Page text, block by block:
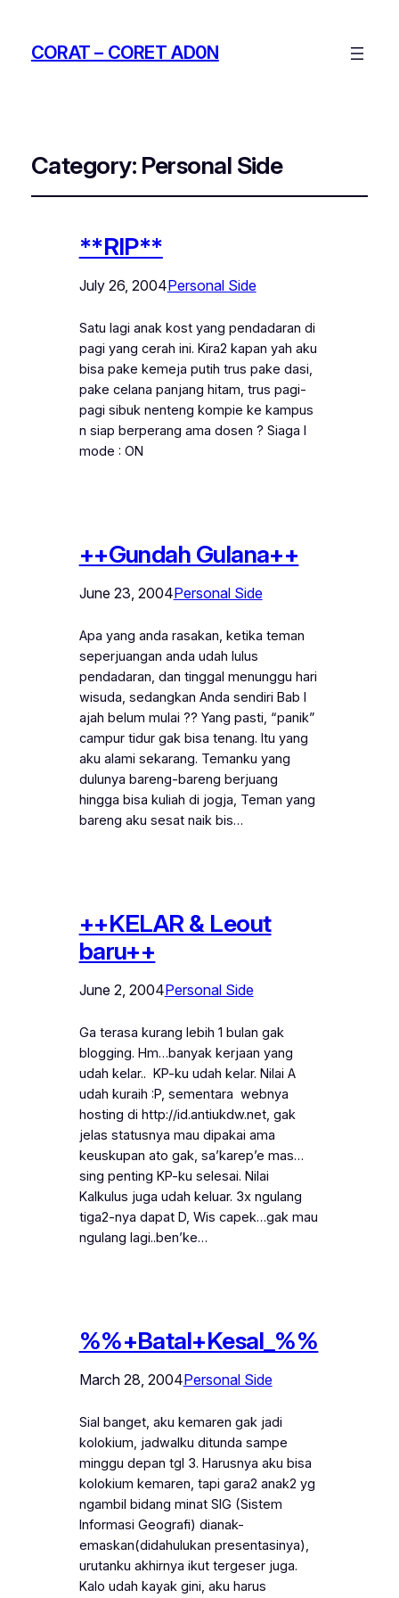
CORAT – CORET AD0N
Category: Personal Side
**RIP**
July 26, 2004Personal Side
Satu lagi anak kost yang pendadaran di
pagi yang cerah ini. Kira2 kapan yah aku
bisa pake kemeja putih trus pake dasi,
pake celana panjang hitam, trus pagi-
pagi sibuk nenteng kompie ke kampus
n siap berperang ama dosen ? Siaga I
mode : ON
++Gundah Gulana++
June 23, 2004Personal Side
Apa yang anda rasakan, ketika teman
seperjuangan anda udah lulus
pendadaran, dan tinggal menunggu hari
wisuda, sedangkan Anda sendiri Bab I
ajah belum mulai ?? Yang pasti, “panik”
campur tidur gak bisa tenang. Itu yang
aku alami sekarang. Temanku yang
dulunya bareng-bareng berjuang
hingga bisa kuliah di jogja, Teman yang
bareng aku sesat naik bis…
++KELAR & Leout
baru++
June 2, 2004Personal Side
Ga terasa kurang lebih 1 bulan gak
blogging. Hm…banyak kerjaan yang
udah kelar.. KP-ku udah kelar. Nilai A
udah kuraih :P, sementara webnya
hosting di http://id.antiukdw.net, gak
jelas statusnya mau dipakai ama
keuskupan ato gak, sa’karep’e mas…
sing penting KP-ku selesai. Nilai
Kalkulus juga udah keluar. 3x ngulang
tiga2-nya dapat D, Wis capek…gak mau
ngulang lagi..ben’ke…
%%+Batal+Kesal_%%
March 28, 2004Personal Side
Sial banget, aku kemaren gak jadi
kolokium, jadwalku ditunda sampe
minggu depan tgl 3. Harusnya aku bisa
kolokium kemaren, tapi gara2 anak2 yg
ngambil bidang minat SIG (Sistem
Informasi Geografi) dianak-
emaskan(didahulukan presentasinya),
urutanku akhirnya ikut tergeser juga.
Kalo udah kayak gini, aku harus